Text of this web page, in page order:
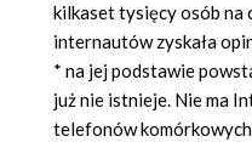
kilkaset tysięcy osób na
internautów zyskała
* na jej podstawie
już nie istnieje. Nie ma
telefonów